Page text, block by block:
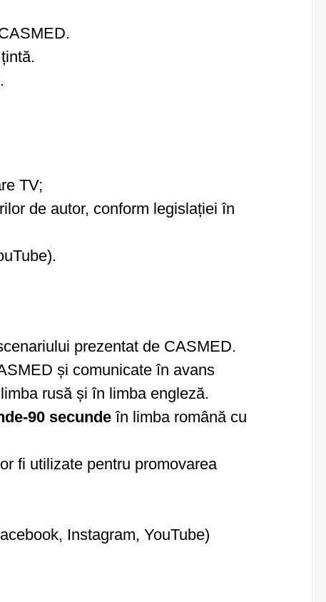
TV;
de autor, conform legislației în
prezentat de CASMED.
și comunicate în avans
rusă și în limba engleză.
90 secundeîn limba română cu
fi utilizate pentru promovarea
Instagram, YouTube)